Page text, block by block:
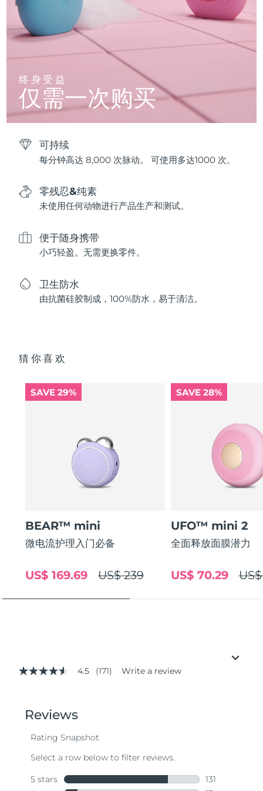
终身受益
仅需一次购买
可持续
每分钟高达 8,000 次脉动。 可使用多达1000 次。
零残忍&纯素
未使用任何动物进行产品生产和测试。
便于随身携带
小巧轻盈。无需更换零件。
卫生防水
由抗菌硅胶制成，100%防水，易于清洁。
猜你喜欢
SAVE 29%
BEAR™ mini
微电流护理入门必备
US$ 239
US$ 169.69
SAVE 28%
UFO™ mini 2
全面释放面膜潜力
US$ 70.29
4.5
stars,
average
value.
171
Same
page
4.5 (171) Write a review